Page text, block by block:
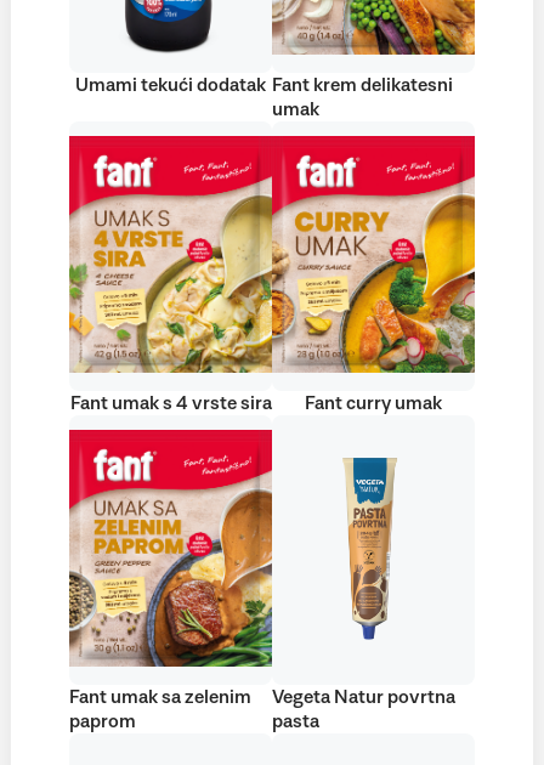
Umami tekući dodatak Fant krem delikatesni
umak
Fant umak s 4 vrste sira Fant curry umak
Fant umak sa zelenim
paprom
Vegeta Natur povrtna
pasta